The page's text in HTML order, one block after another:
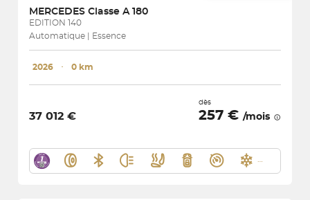
MERCEDES Classe A 180
EDITION 140
Automatique | Essence
2026 ･ 0 km
37 012 €
dès
257 € /mois